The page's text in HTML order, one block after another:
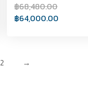
฿68,480.00
฿64,000.00
2 →